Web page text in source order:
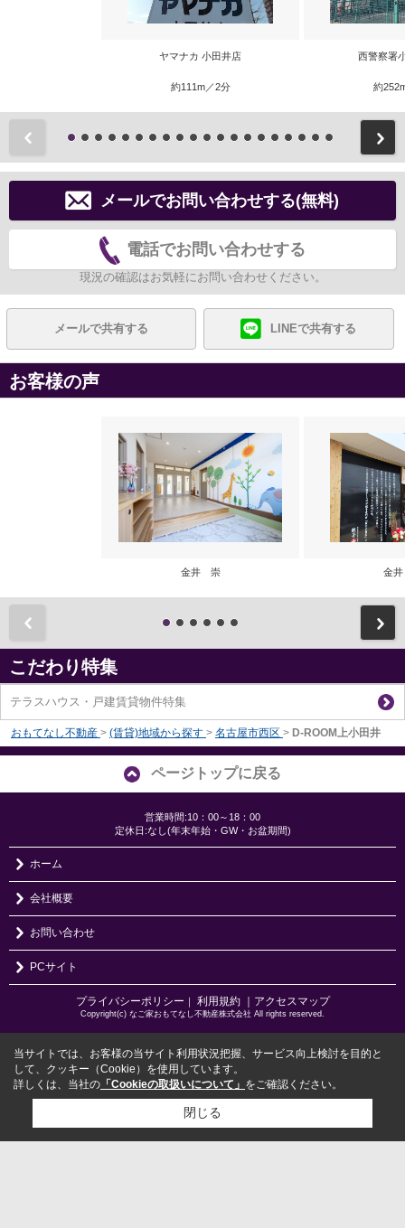
ヤマナカ 小田井店
約111m／2分
西警察署
約
メールでお問い合わせする(無料)
電話でお問い合わせする
現況の確認はお気軽にお問い合わせください。
メールで共有する LINEで共有する
お客様の声
金井 崇 金
こだわり特集
テラスハウス・戸建賃貸物件特集
おもてなし不動産 > (賃貸)地域から探す > 名古屋市西区 > D-ROOM上小田井
ページトップに戻る
営業時間:10：00～18：00
定休日:なし(年末年始・GW・お盆期間)
ホーム
会社概要
お問い合わせ
PCサイト
プライバシーポリシー 利用規約 ｜アクセスマップ
Copyright(c) なご家おもてなし不動産株式会社 All rights reserved.
当サイトでは、お客様の当サイト利用状況把握、サービス向上検討を目的と
して、クッキー（Cookie）を使用しています。
詳しくは、当社の 「Cookieの取扱いについて」 をご確認ください。
閉じる